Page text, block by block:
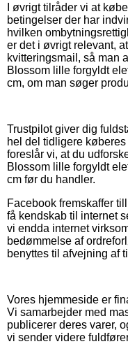
I øvrigt tilråder vi at
betingelser der har
hvilken
er det i øvrigt relevant,
kvitteringsmail, så man
Blossom lille forgyldt
cm, om man søger
Trustpilot giver dig
hel del tidligere
foreslår vi, at du
Blossom lille forgyldt
cm før du handler.
Facebook fremskaffer
få kendskab til internet
vi endda internet
bedømmelse af
benyttes til afvejning af
Vores hjemmeside er
Vi samarbejder med
publicerer deres varer,
vi sender videre